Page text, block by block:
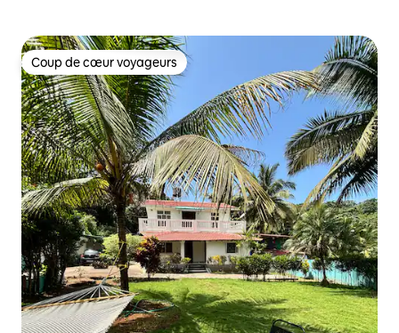
Coup de cœur voyageurs
Coup de cœur voyageurs